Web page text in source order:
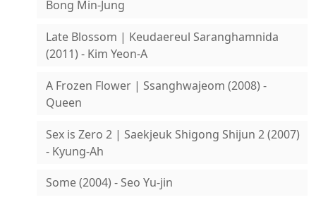
Bong Min-Jung
Late Blossom | Keudaereul Saranghamnida
(2011) - Kim Yeon-A
A Frozen Flower | Ssanghwajeom (2008) -
Queen
Sex is Zero 2 | Saekjeuk Shigong Shijun 2 (2007)
- Kyung-Ah
Some (2004) - Seo Yu-jin